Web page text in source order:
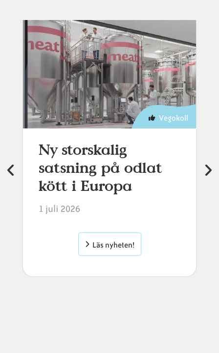
Vegokoll
Ny storskalig
satsning på odlat
kött i Europa
1 juli 2026
Läs nyheten!